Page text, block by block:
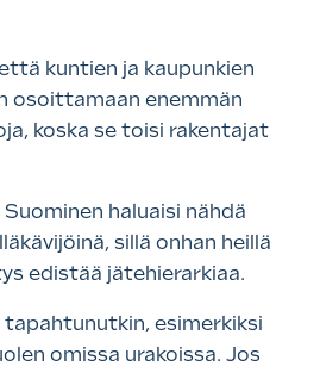
kuntien ja kaupunkien
osoittamaan enemmän
koska se toisi rakentajat
Suominen haluaisi nähdä
sillä onhan heillä
edistää jätehierarkiaa.
tapahtunutkin, esimerkiksi
omissa urakoissa. Jos